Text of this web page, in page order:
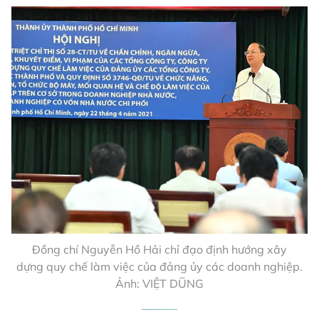
Đồng chí Nguyễn Hồ Hải chỉ đạo định hướng xây
dựng quy chế làm việc của đảng ủy các doanh nghiệp.
Ảnh: VIỆT DŨNG